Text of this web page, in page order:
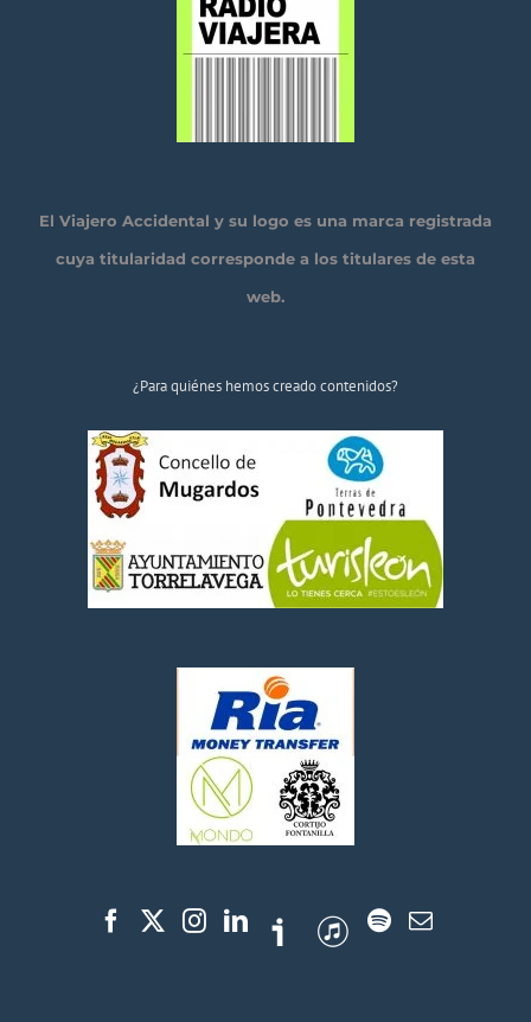
El Viajero Accidental y su logo es una marca registrada
cuya titularidad corresponde a los titulares de esta
web.
¿Para quiénes hemos creado contenidos?